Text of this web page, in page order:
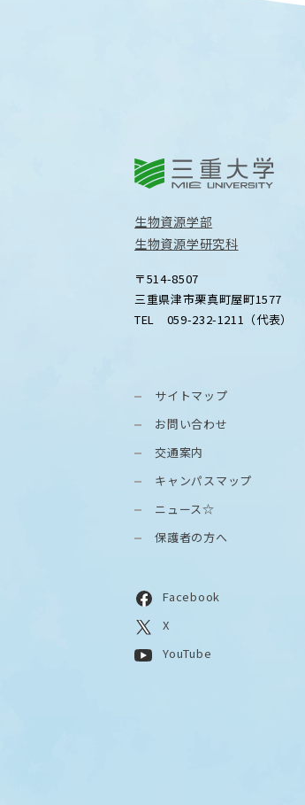
生物資源学部
生物資源学研究科
〒514-8507
三重県津市栗真町屋町1577
TEL 059-232-1211（代表）
サイトマップ
お問い合わせ
交通案内
キャンパスマップ
ニュース☆
保護者の方へ
Facebook
X
YouTube